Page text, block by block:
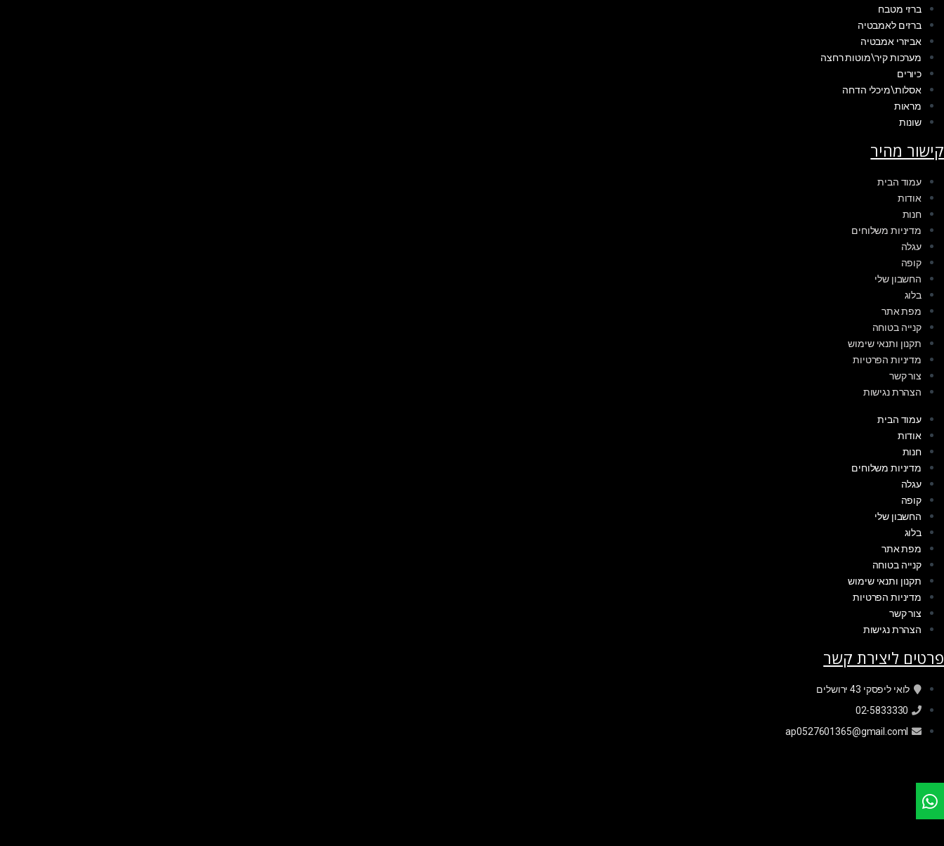
ברזי מטבח
ברזים לאמבטיה
אביזרי אמבטיה
מערכות קיר\מוטות רחצה
כיורים
אסלות\מיכלי הדחה
מראות
שונות
קישור מהיר
עמוד הבית
אודות
חנות
מדיניות משלוחים
עגלה
קופה
החשבון שלי
בלוג
מפת אתר
קנייה בטוחה
תקנון ותנאי שימוש
מדיניות הפרטיות
צור קשר
הצהרת נגישות
עמוד הבית
אודות
חנות
מדיניות משלוחים
עגלה
קופה
החשבון שלי
בלוג
מפת אתר
קנייה בטוחה
תקנון ותנאי שימוש
מדיניות הפרטיות
צור קשר
הצהרת נגישות
פרטים ליצירת קשר
לואי ליפסקי 43 ירושלים
02-5833330
ap0527601365@gmail.coml